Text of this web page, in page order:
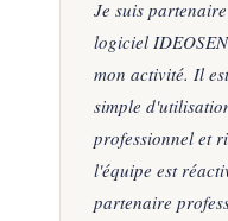
Je suis
logiciel
mon activité. Il
simple
professionnel et
l'équipe est
partenaire